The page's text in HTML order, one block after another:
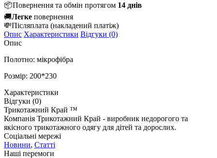
📦Повернення та обмін протягом 14 днів
🚚Легке повернення
💸Післяплата (накладений платіж)
Опис Характеристики Відгуки (0)
Опис
Полотно: мікрофібра
Розмір: 200*230
Характеристики
Відгуки (0)
Трикотажний Край ™
Компанія Трикотажний Край - виробник недорогого та
якісного трикотажного одягу для дітей та дорослих.
Соціальні мережі
Новини, Статті
Наші перемоги